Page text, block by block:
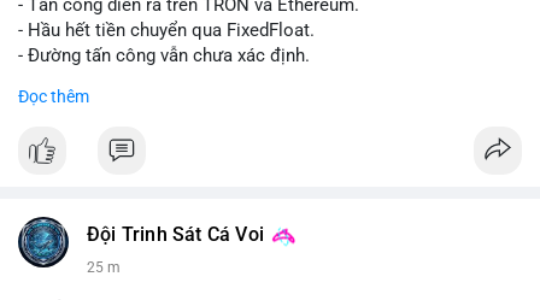
- Tấn công diễn ra trên TRON và Ethereum.
- Hầu hết tiền chuyển qua FixedFloat.
- Đường tấn công vẫn chưa xác định.
#binancesquare
$trx $eth
📰 Nguồn: CoinDesk
Đọc thêm
Đội Trinh Sát Cá Voi
26 m